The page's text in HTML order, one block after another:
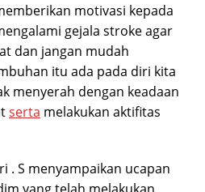
motivasi kepada
gejala stroke agar
dan jangan mudah
itu ada pada diri kita
menyerah dengan keadaan
serta melakukan aktifitas
. S menyampaikan ucapan